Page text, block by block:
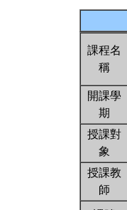
課程名
稱
開課學
期
授課對
象
授課教
師